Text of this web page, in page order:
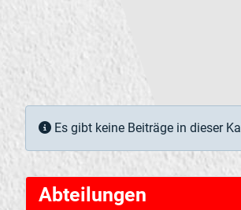
Information
Es gibt keine Beiträge in dieser
Abteilungen